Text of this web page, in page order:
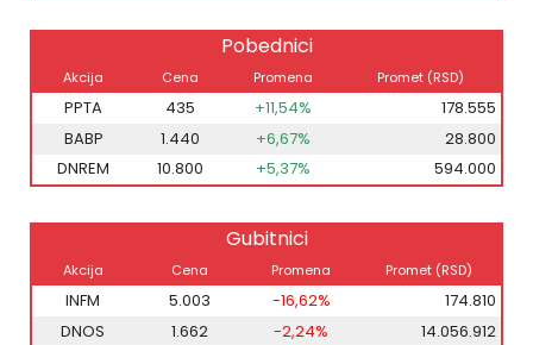
Pobednici
Akcija Cena Promena Promet (RSD)
PPTA 435 +11,54%
178.555
BABP
1.440 +6,67%
28.800
DNREM
10.800 +5,37% 594.000
Gubitnici
Akcija Cena Promena Promet (RSD)
INFM 5.003 -16,62%
174.810
DNOS
1.662 -2,24%
14.056.912